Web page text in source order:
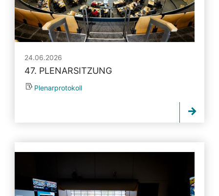
24.06.2026
47. PLENARSITZUNG
Plenarprotokoll